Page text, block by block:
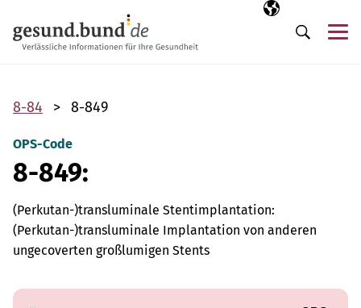
Выбранный
RU
Поиск
8-84 8-849
OPS-Code
8-849:
(Perkutan-)transluminale Stentimplantation:
(Perkutan-)transluminale Implantation von anderen
ungecoverten großlumigen Stents